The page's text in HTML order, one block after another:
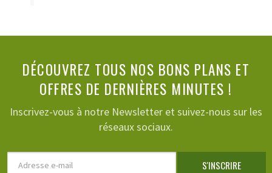
DÉCOUVREZ TOUS NOS BONS PLANS ET
OFFRES DE DERNIÈRES MINUTES !
Inscrivez-vous à notre Newsletter et suivez-nous sur les
réseaux sociaux.
S'INSCRIRE